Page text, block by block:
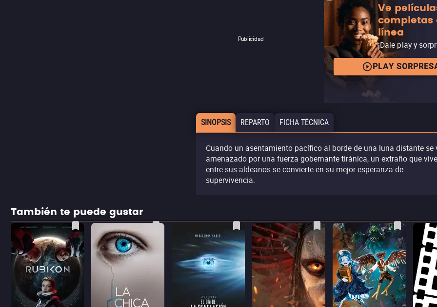
Publicidad
Ve
completas
línea
¡Dale play y
PLAY
SINOPSIS REPARTO FICHA TÉCNICA
Cuando un asentamiento pacífico al borde de una luna distante se
amenazado por una fuerza gobernante tiránica, un extraño que vive
entre sus aldeanos se convierte en su mejor esperanza de
supervivencia.
También te puede gustar